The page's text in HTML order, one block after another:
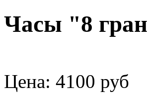
Часы "8
Цена: 4100 руб